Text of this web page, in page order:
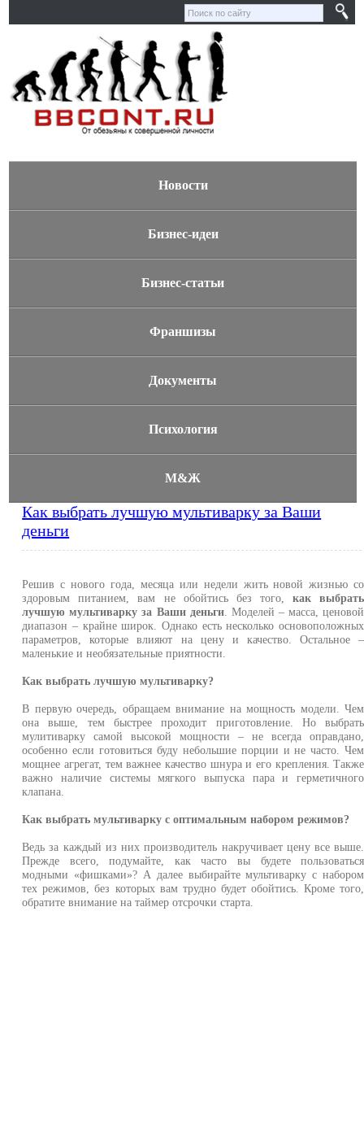
Новости
Бизнес-идеи
Бизнес-статьи
Франшизы
Документы
Психология
М&Ж
Как выбрать лучшую мультиварку за Ваши
деньги
Решив с нового года, месяца или недели жить новой жизнью со
здоровым питанием, вам не обойтись без того,как выбрать
лучшую мультиварку за Ваши деньги. Моделей – масса, ценовой
диапазон – крайне широк. Однако есть несколько основоположных
параметров, которые влияют на цену и качество. Остальное –
маленькие и необязательные приятности.
Как выбрать лучшую мультиварку?
В первую очередь, обращаем внимание на мощность модели. Чем
она выше, тем быстрее проходит приготовление. Но выбрать
мулитиварку самой высокой мощности – не всегда оправдано,
особенно если готовиться буду небольшие порции и не часто. Чем
мощнее агрегат, тем важнее качество шнура и его крепления. Также
важно наличие системы мягкого выпуска пара и герметичного
клапана.
Как выбрать мультиварку с оптимальным набором режимов?
Ведь за каждый из них производитель накручивает цену все выше.
Прежде всего, подумайте, как часто вы будете пользоваться
модными «фишками»? А далее выбирайте мультиварку с набором
тех режимов, без которых вам трудно будет обойтись. Кроме того,
обратите внимание на таймер отсрочки старта.